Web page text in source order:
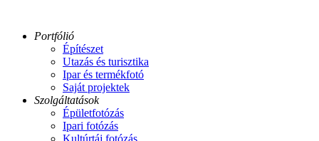
Portfólió
Építészet
Utazás és turisztika
Ipar és termékfotó
Saját projektek
Szolgáltatások
Épületfotózás
Ipari fotózás
Kultúrtáj fotózás